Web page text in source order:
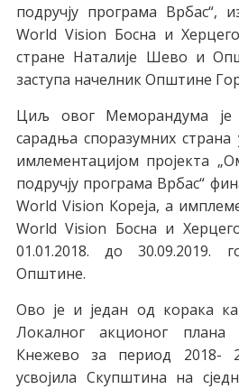
подручју програма Врбас“,
World Vision Босна и
стране Наталије Шево и
заступа начелник Општине
Циљ овог Меморандума је
сарадња споразумних страна
имлементацијом пројекта
подручју програма Врбас“
World Vision Кореја, а
World Vision Босна и
01.01.2018. до 30.09.2019.
Општине.
Ово је и један од корака
Локалног акционог
Кнежево за период 2018-
усвојила Скупштина на